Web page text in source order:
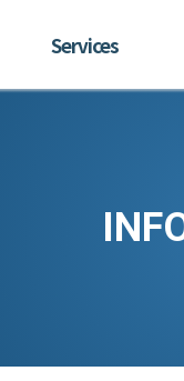
Services